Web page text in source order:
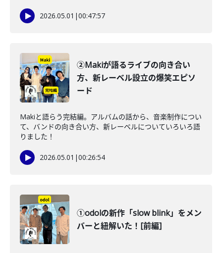
2026.05.01 |00:47:57
②Makiが語るライブの向き合い
方、新レーベル設立の爆笑エピソ
ード
Makiと語らう完結編。アルバムの話から、音楽制作につい
て、バンドの向き合い方、新レーベルについていろいろ語
りました！
2026.05.01 |00:26:54
①odolの新作「slow blink」をメン
バーと紐解いた！[前編]